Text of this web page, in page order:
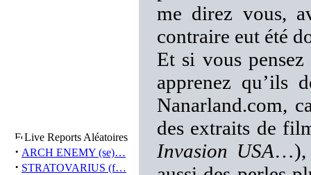
Live Reports Aléatoires
· ARCH ENEMY (se)…
· STRATOVARIUS (f…
me direz vous,
contraire eut été
Et si vous
apprenez qu’ils
Nanarland.com,
des extraits de
Invasion USA…),